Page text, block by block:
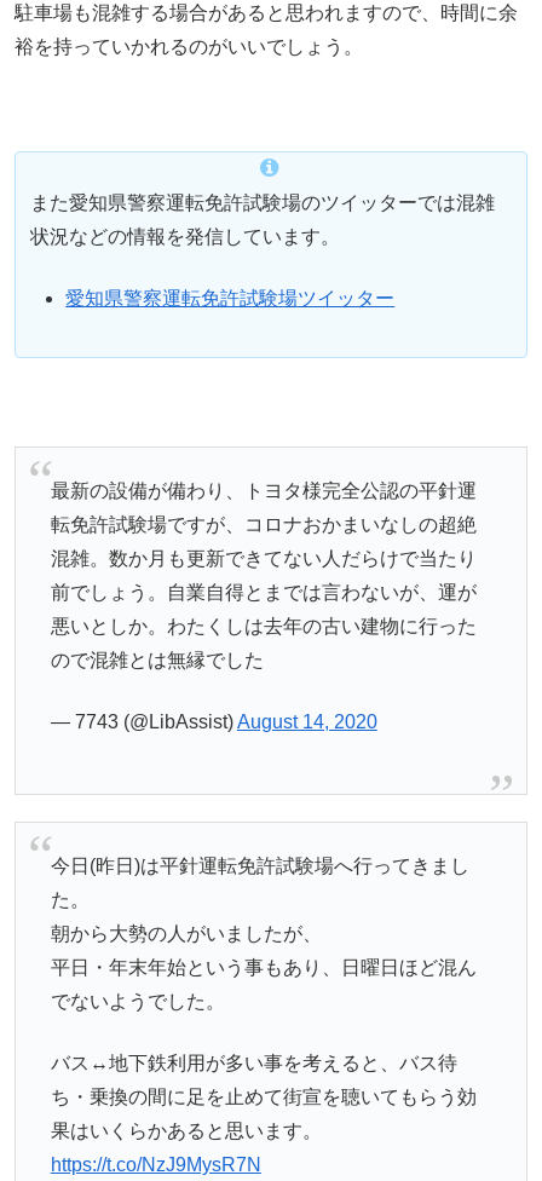
駐車場も混雑する場合があると思われますので、時間に余
裕を持っていかれるのがいいでしょう。
また愛知県警察運転免許試験場のツイッターでは混雑
状況などの情報を発信しています。
愛知県警察運転免許試験場ツイッター
最新の設備が備わり、トヨタ様完全公認の平針運
転免許試験場ですが、コロナおかまいなしの超絶
混雑。数か月も更新できてない人だらけで当たり
前でしょう。自業自得とまでは言わないが、運が
悪いとしか。わたくしは去年の古い建物に行った
ので混雑とは無縁でした
— 7743 (@LibAssist)August 14, 2020
今日(昨日)は平針運転免許試験場へ行ってきまし
た。
朝から大勢の人がいましたが、
平日・年末年始という事もあり、日曜日ほど混ん
でないようでした。
バス↔︎地下鉄利用が多い事を考えると、バス待
ち・乗換の間に足を止めて街宣を聴いてもらう効
果はいくらかあると思います。
https://t.co/NzJ9MysR7N